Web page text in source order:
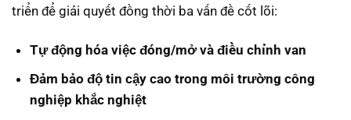
triển để giải quyết đồng thời ba vấn đề cốt lõi:
Tự động hóa việc đóng/mở và điều chỉnh van
Đảm bảo độ tin cậy cao trong môi trường công
nghiệp khắc nghiệt